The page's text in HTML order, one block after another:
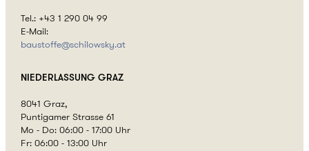
Tel.: +43 1 290 04 99
E-Mail:
baustoffe@schilowsky.at
NIEDERLASSUNGGRAZ
8041 Graz,
Puntigamer Strasse 61
Mo - Do: 06:00 - 17:00 Uhr
Fr: 06:00 - 13:00 Uhr